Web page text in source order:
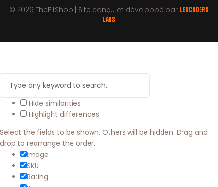
© 2026 TheFitShop | Site conçu et développé par LesCoders
Labs
Hide similarities
Highlight differences
Select the fields to be shown. Others will be hidden. Drag and
drop to rearrange the order.
Image
SKU
Rating